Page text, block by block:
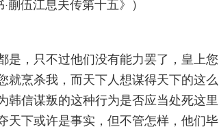
是，只不过他们没有能力罢了，皇上您
就烹杀我，而天下人想谋得天下的这么
韩信谋叛的这种行为是否应当处死这里
天下或许是事实，但不管怎样，他们毕